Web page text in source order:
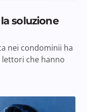
soluzione
nei condominii ha
lettori che hanno